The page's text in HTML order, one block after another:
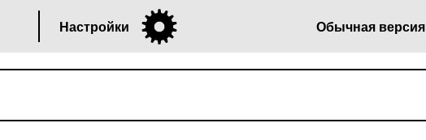
Настройки Обычная версия